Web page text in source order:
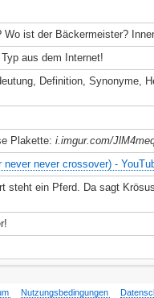
ist der Bäckermeister?
aus dem Internet!
Definition, Synonyme,
Plakette:i.imgur.com/
never crossover) -
steht ein Pferd. Da sagt
Nutzungsbedingungen